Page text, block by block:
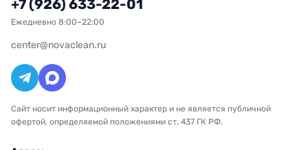
+7 (926) 633-22-01
Ежедневно 8:00–22:00
center@novaclean.ru
Сайт носит информационный характер и не является публичной
офертой, определяемой положениями ст. 437 ГК РФ.